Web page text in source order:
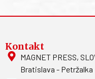
Kontakt
MAGNET PRESS,
Bratislava - Petržalka